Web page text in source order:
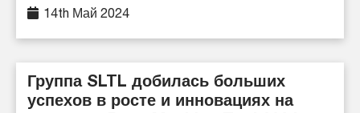
14th Май 2024
Группа SLTL добилась больших
успехов в росте и инновациях на